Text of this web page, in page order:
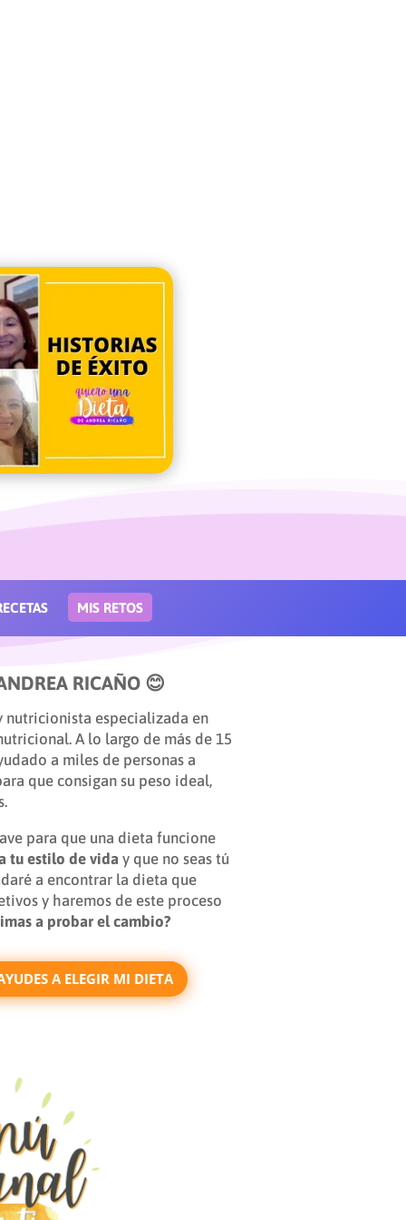
MIS RETOS
RICAÑO 😊
nutricionista especializada en
A lo largo de más de 15
a miles de personas a
que consigan su peso ideal,
para que una dieta funcione
tu estilo de vida y que no seas tú
a encontrar la dieta que
y haremos de este proceso
a probar el cambio?
A ELEGIR MI DIETA